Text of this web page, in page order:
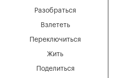
Разобраться
Взлететь
Переключиться
Жить
Поделиться